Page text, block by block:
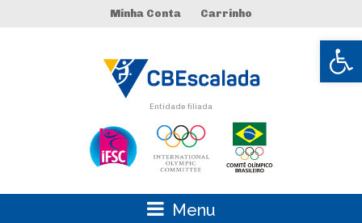
Abrir
Minha Conta Carrinho
Entidade filiada
Menu